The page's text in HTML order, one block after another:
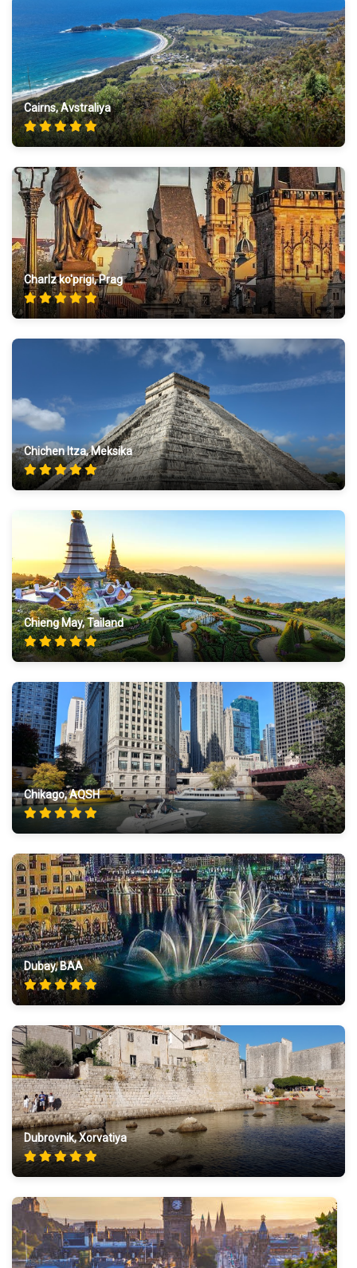
Cairns, Avstraliya
Charlz ko'prigi, Prag
Chichen Itza, Meksika
Chieng May, Tailand
Chikago, AQSH
Dubay, BAA
Dubrovnik, Xorvatiya